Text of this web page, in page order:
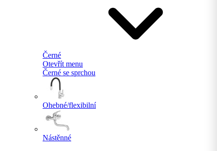
Černé
Otevřít menu
Černé se sprchou
Ohebné/flexibilní
Nástěnné